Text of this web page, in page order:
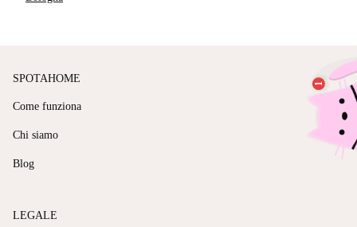
SPOTAHOME
Come funziona
Chi siamo
Blog
LEGALE